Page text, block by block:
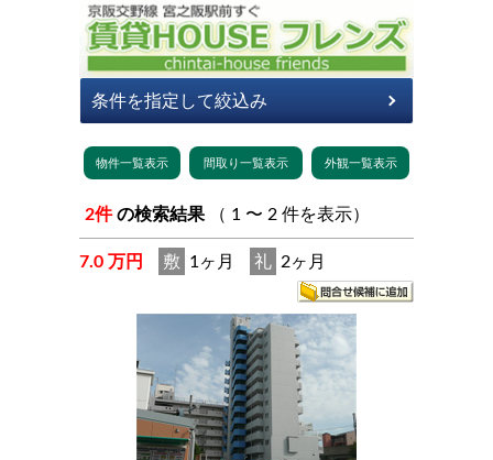
2件 の検索結果 （ 1 〜 2 件を表示）
7.0 万円 敷 1ヶ月 礼 2ヶ月